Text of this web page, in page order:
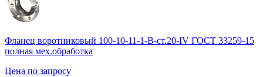
Фланец воротниковый 100-10-11-1-B-ст.20-IV ГОСТ 33259-15
полная мех.обработка
Цена по запросу